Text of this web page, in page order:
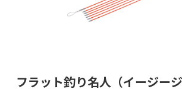
フラット釣り名人（イージージ